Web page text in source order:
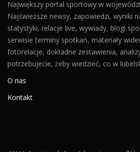
Największy portal sportowy w
Najświeższe newsy, zapowiedzi, wyniki
statystyki, relacje live, wywiady, blogi
serwisie terminy spotkań, materiały
fotorelacje, dokładne zestawienia,
potrzebujecie, żeby wiedzieć, co w
O nas
Kontakt